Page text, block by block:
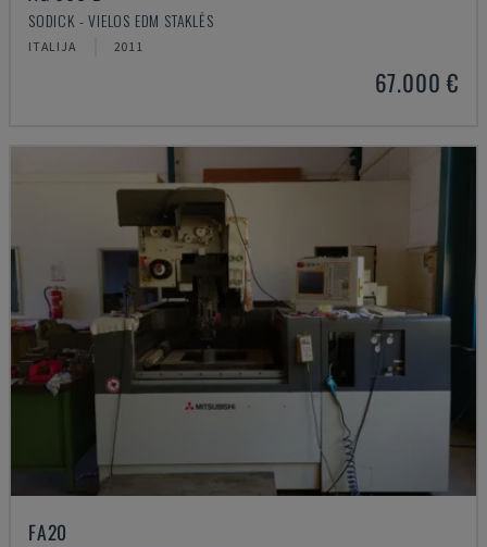
SODICK - VIELOS EDM STAKLĖS
ITALIJA 2011
67.000 €
FA20